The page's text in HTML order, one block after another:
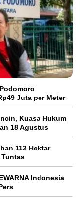
Juta per Meter
Kuasa Hukum
18 Agustus
112 Hektar
Tuntas
Indonesia